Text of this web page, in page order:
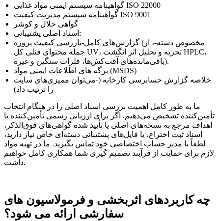
گواهینامه سیستم ایمنی مواد غذایی ISO 22000
گواهینامه سیستم مدیریت کیفیت ISO 9001
گواهی حلال و کوشر
اسناد اصلی پشتیبانی:
گزارش‌های کامل-بازرسی کیفیت پروژه (مخصوص دسته-، از
جمله محتوای فنلی کل UV، تجزیه و تحلیل اثر انگشت HPLC،
باقی‌مانده‌های آفت‌کش‌ها، فلزات سنگین و غیره).
برگه های اطلاعات ایمنی مواد (MSDS)
خلاصه گزارش حسابرسی کارخانه (-می‌توان ممیزی‌های سایت
را ترتیب داد)
ما به طور کامل اهمیت بررسی اسناد اصلی را در هنگام انتخاب
تأمین‌کننده تشخیص می‌دهیم. اگر برای ارزیابی رسمی تأمین‌کننده یا
اهداف مرجع به نسخه‌های اصلی یا تأیید شده گواهی‌های فوق‌الذکر،
اسناد ثبت اختراع، یا فایل‌های پشتیبانی دسته‌ای خاص نیاز دارید،
لطفاً با مدیر حساب اختصاصی خود تماس بگیرید. ما در تهیه مواد
لازم برای حمایت از فرآیند تصمیم گیری شما همکاری کامل خواهیم
داشت.
چه کاربردهای اثربخشی و فرمولاسیون های
سفارشی ارائه می شود؟